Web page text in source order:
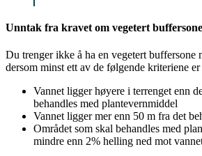
Unntak fra kravet om vegetert buffersone
Du trenger ikke å ha en vegetert buffersone
dersom minst ett av de følgende kriteriene
Vannet ligger høyere i terrenget enn
behandles med plantevernmiddel
Vannet ligger mer enn 50 m fra det
Området som skal behandles med
mindre enn 2% helling ned mot